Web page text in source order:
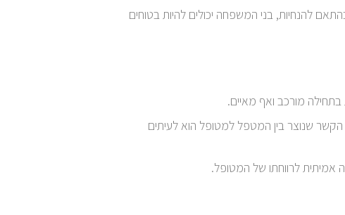
להנחיות, בני המשפחה יכולים להיות בטוחים
מורכב ואף מאיים.
שנוצר בין המטפל למטופל הוא לעיתים
לרווחתו של המטופל.